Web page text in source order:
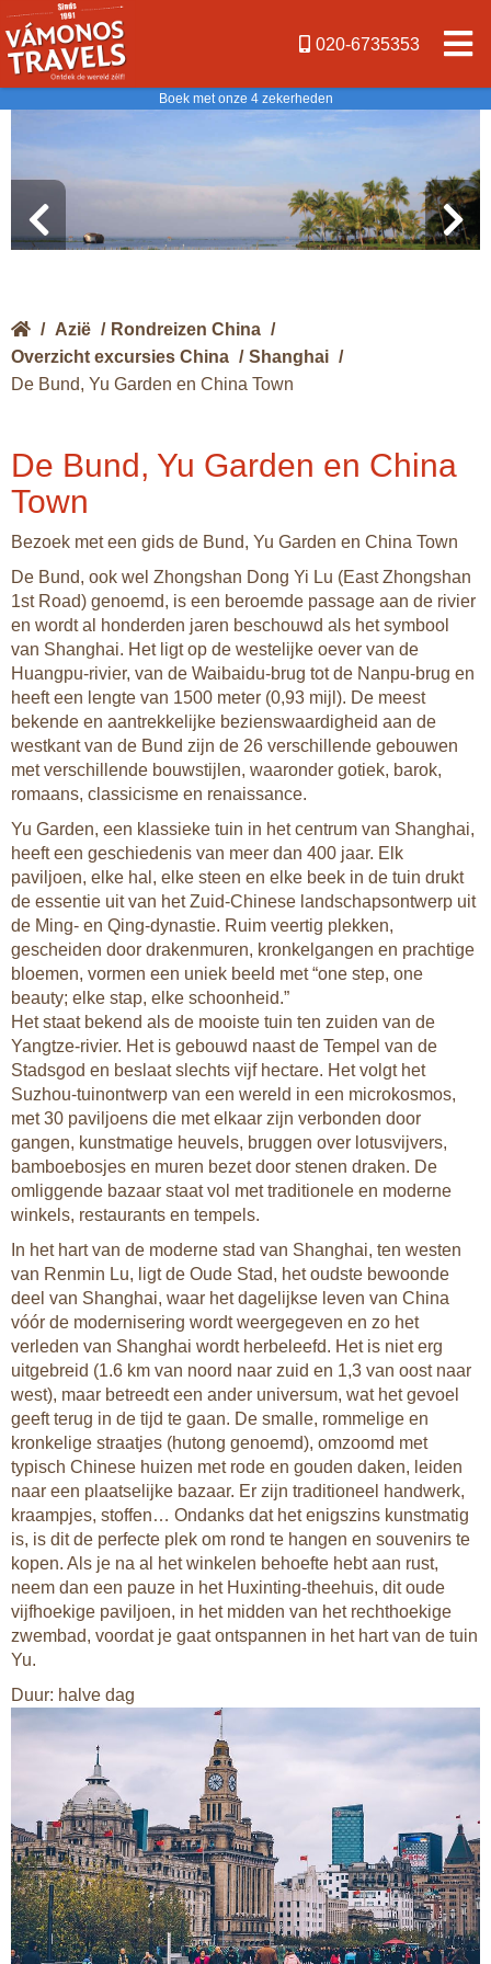
020-6735353
Boek met onze 4 zekerheden
/ Azië / Rondreizen China /
Overzicht excursies China / Shanghai /
De Bund, Yu Garden en China Town
De Bund, Yu Garden en China
Town
Bezoek met een gids de Bund, Yu Garden en China Town
De Bund, ook wel Zhongshan Dong Yi Lu (East Zhongshan
1st Road) genoemd, is een beroemde passage aan de rivier
en wordt al honderden jaren beschouwd als het symbool
van Shanghai. Het ligt op de westelijke oever van de
Huangpu-rivier, van de Waibaidu-brug tot de Nanpu-brug en
heeft een lengte van 1500 meter (0,93 mijl). De meest
bekende en aantrekkelijke bezienswaardigheid aan de
westkant van de Bund zijn de 26 verschillende gebouwen
met verschillende bouwstijlen, waaronder gotiek, barok,
romaans, classicisme en renaissance.
Yu Garden, een klassieke tuin in het centrum van Shanghai,
heeft een geschiedenis van meer dan 400 jaar. Elk
paviljoen, elke hal, elke steen en elke beek in de tuin drukt
de essentie uit van het Zuid-Chinese landschapsontwerp uit
de Ming- en Qing-dynastie. Ruim veertig plekken,
gescheiden door drakenmuren, kronkelgangen en prachtige
bloemen, vormen een uniek beeld met “one step, one
beauty; elke stap, elke schoonheid.”
Het staat bekend als de mooiste tuin ten zuiden van de
Yangtze-rivier. Het is gebouwd naast de Tempel van de
Stadsgod en beslaat slechts vijf hectare. Het volgt het
Suzhou-tuinontwerp van een wereld in een microkosmos,
met 30 paviljoens die met elkaar zijn verbonden door
gangen, kunstmatige heuvels, bruggen over lotusvijvers,
bamboebosjes en muren bezet door stenen draken. De
omliggende bazaar staat vol met traditionele en moderne
winkels, restaurants en tempels.
In het hart van de moderne stad van Shanghai, ten westen
van Renmin Lu, ligt de Oude Stad, het oudste bewoonde
deel van Shanghai, waar het dagelijkse leven van China
vóór de modernisering wordt weergegeven en zo het
verleden van Shanghai wordt herbeleefd. Het is niet erg
uitgebreid (1.6 km van noord naar zuid en 1,3 van oost naar
west), maar betreedt een ander universum, wat het gevoel
geeft terug in de tijd te gaan. De smalle, rommelige en
kronkelige straatjes (hutong genoemd), omzoomd met
typisch Chinese huizen met rode en gouden daken, leiden
naar een plaatselijke bazaar. Er zijn traditioneel handwerk,
kraampjes, stoffen… Ondanks dat het enigszins kunstmatig
is, is dit de perfecte plek om rond te hangen en souvenirs te
kopen. Als je na al het winkelen behoefte hebt aan rust,
neem dan een pauze in het Huxinting-theehuis, dit oude
vijfhoekige paviljoen, in het midden van het rechthoekige
zwembad, voordat je gaat ontspannen in het hart van de tuin
Yu.
Duur: halve dag